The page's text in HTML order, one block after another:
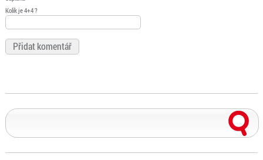
Kolik je 4+4 ?